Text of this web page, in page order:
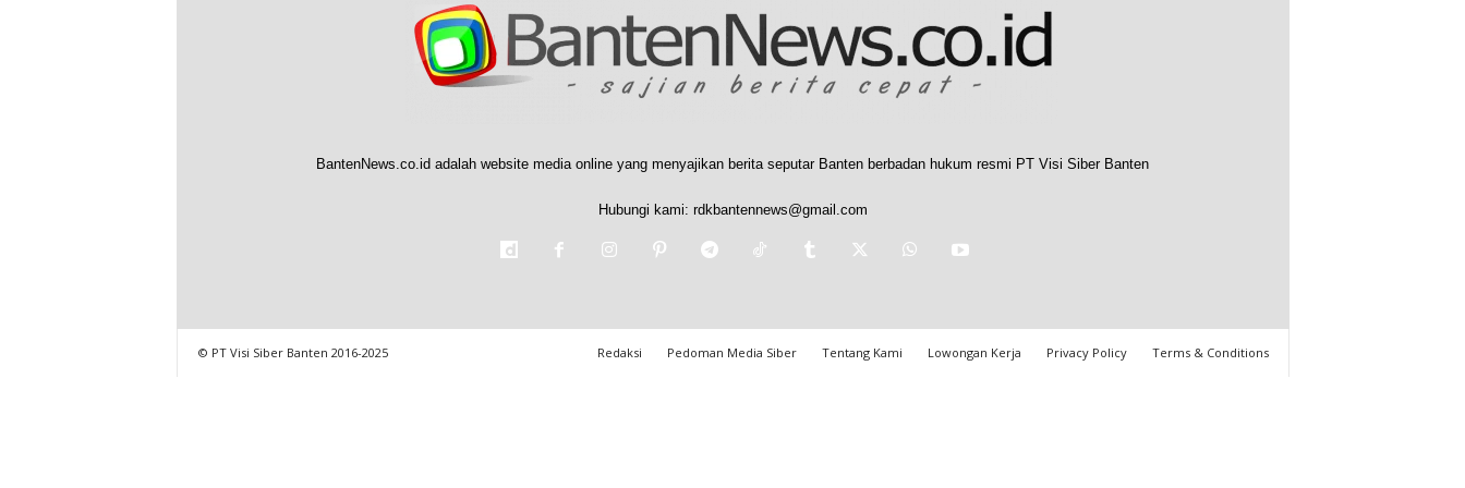
BantenNews.co.id adalah website media online yang menyajikan berita seputar Banten berbadan hukum resmi PT Visi Siber Banten
Hubungi kami: rdkbantennews@gmail.com
Redaksi Pedoman Media Siber Tentang Kami Lowongan Kerja Privacy Policy Terms & Conditions
© PT Visi Siber Banten 2016-2025